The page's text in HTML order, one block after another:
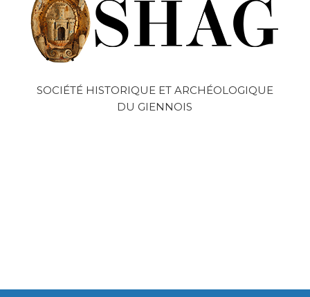
SOCIÉTÉ HISTORIQUE ET ARCHÉOLOGIQUE
DU GIENNOIS